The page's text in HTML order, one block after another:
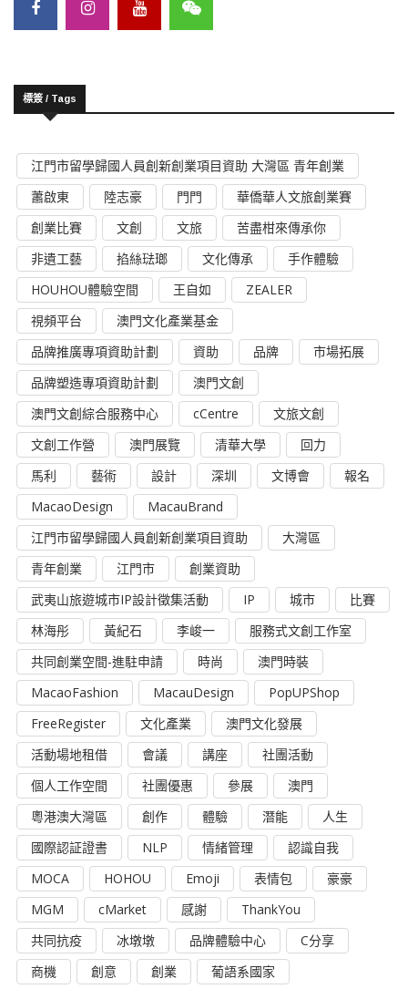
標簽 / Tags
江門市留學歸國人員創新創業項目資助 大灣區 青年創業
蕭啟東
陸志豪 門門
華僑華人文旅創業賽
創業比賽
文創 文旅
苦盡柑來傳承你
非遺工藝
掐絲琺瑯 文化傳承
手作體驗
HOUHOU體驗空間
王自如
ZEALER
視頻平台
澳門文化產業基金
品牌推廣專項資助計劃
資助 品牌
市場拓展
品牌塑造專項資助計劃
澳門文創
澳門文創綜合服務中心
cCentre
文旅文創
文創工作營
澳門展覽 清華大學
回力
馬利
藝術 設計 深圳 文博會
報名
MacaoDesign
MacauBrand
江門市留學歸國人員創新創業項目資助
大灣區
青年創業
江門市
創業資助
武夷山旅遊城市IP設計徵集活動
IP 城市
比賽
林海彤
黃紀石 李峻一
服務式文創工作室
共同創業空間-進駐申請
時尚
澳門時裝
MacaoFashion
MacauDesign
PopUPShop
FreeRegister
文化產業
澳門文化發展
活動場地租借
會議 講座
社團活動
個人工作空間
社團優惠 參展
澳門
粵港澳大灣區
創作 體驗 潛能
人生
國際認証證書
NLP 情緒管理
認識自我
MOCA
HOHOU Emoji 表情包
豪豪
MGM
cMarket 感謝
ThankYou
共同抗疫
冰墩墩 品牌體驗中心
C分享
商機
創意 創業
葡語系國家